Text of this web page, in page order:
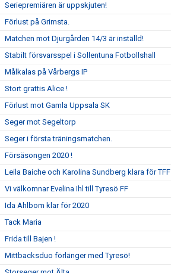
Seriepremiären är uppskjuten!
Förlust på Grimsta.
Matchen mot Djurgården 14/3 är inställd!
Stabilt försvarsspel i Sollentuna Fotbollshall
Målkalas på Vårbergs IP
Stort grattis Alice !
Förlust mot Gamla Uppsala SK
Seger mot Segeltorp
Seger i första träningsmatchen.
Försäsongen 2020 !
Leila Baiche och Karolina Sundberg klara för TFF
Vi välkomnar Evelina Ihl till Tyresö FF
Ida Ahlbom klar för 2020
Tack Maria
Frida till Bajen !
Mittbacksduo förlänger med Tyresö!